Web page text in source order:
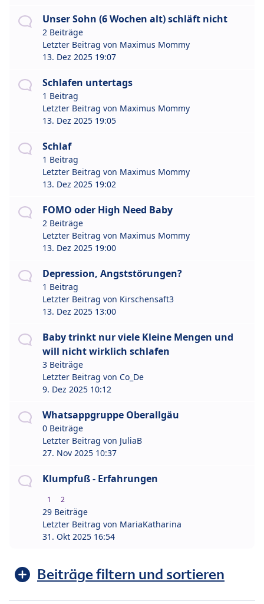
Unser Sohn (6 Wochen alt) schläft nicht
2 Beiträge
Letzter Beitrag von Maximus Mommy
13. Dez 2025 19:07
Schlafen untertags
1 Beitrag
Letzter Beitrag von Maximus Mommy
13. Dez 2025 19:05
Schlaf
1 Beitrag
Letzter Beitrag von Maximus Mommy
13. Dez 2025 19:02
FOMO oder High Need Baby
2 Beiträge
Letzter Beitrag von Maximus Mommy
13. Dez 2025 19:00
Depression, Angststörungen?
1 Beitrag
Letzter Beitrag von Kirschensaft3
13. Dez 2025 13:00
Baby trinkt nur viele Kleine Mengen und
will nicht wirklich schlafen
3 Beiträge
Letzter Beitrag von Co_De
9. Dez 2025 10:12
Whatsappgruppe Oberallgäu
0 Beiträge
Letzter Beitrag von JuliaB
27. Nov 2025 10:37
Klumpfuß - Erfahrungen
1 2
29 Beiträge
Letzter Beitrag von MariaKatharina
31. Okt 2025 16:54
Beiträge filtern und sortieren